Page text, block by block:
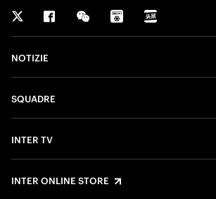
NOTIZIE
SQUADRE
INTER TV
INTER ONLINE STORE